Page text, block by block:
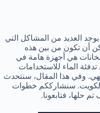
يوجد العديد من المشاكل التي
أن تكون من بين هذه
هي أجهزة هامة في
الماء للاستخدامات
وفي هذا المقال، سنتحدث
سنشارككم خطوات
حلها، فتابعونا.